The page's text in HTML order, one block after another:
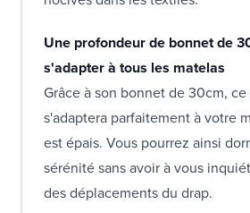
Une profondeur de bonnet de
s'adapter à tous les matelas
Grâce à son bonnet de 30cm,
s'adaptera parfaitement à votre
est épais. Vous pourrez ainsi
sérénité sans avoir à vous
des déplacements du drap.